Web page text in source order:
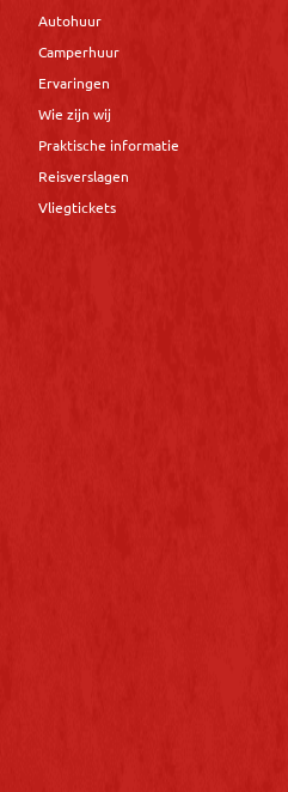
Autohuur
Camperhuur
Ervaringen
Wie zijn wij
Praktische informatie
Reisverslagen
Vliegtickets